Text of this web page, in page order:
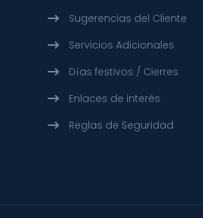
Sugerencias del Cliente
Servicios Adicionales
Días festivos / Cierres
Enlaces de interés
Reglas de Seguridad